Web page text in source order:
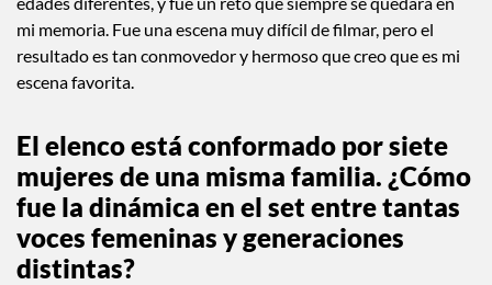
tuviera que escoger una, creo que sería una escena que
filmamos en el mar de Mazatlán, Sinaloa. Fue un enorme reto
flotar en medio del mar con todas las actrices; todas tenemos
edades diferentes, y fue un reto que siempre se quedará en
resultado es tan conmovedor y hermoso que creo que es mi
escena favorita.
El elenco está conformado por siete
mujeres de una misma familia. ¿Cómo